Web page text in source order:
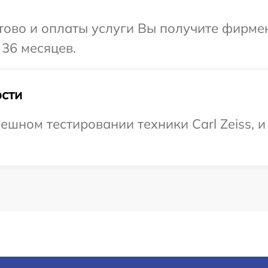
и оплаты услуги Вы получите
месяцев.
тестировании техники Carl Zeiss,